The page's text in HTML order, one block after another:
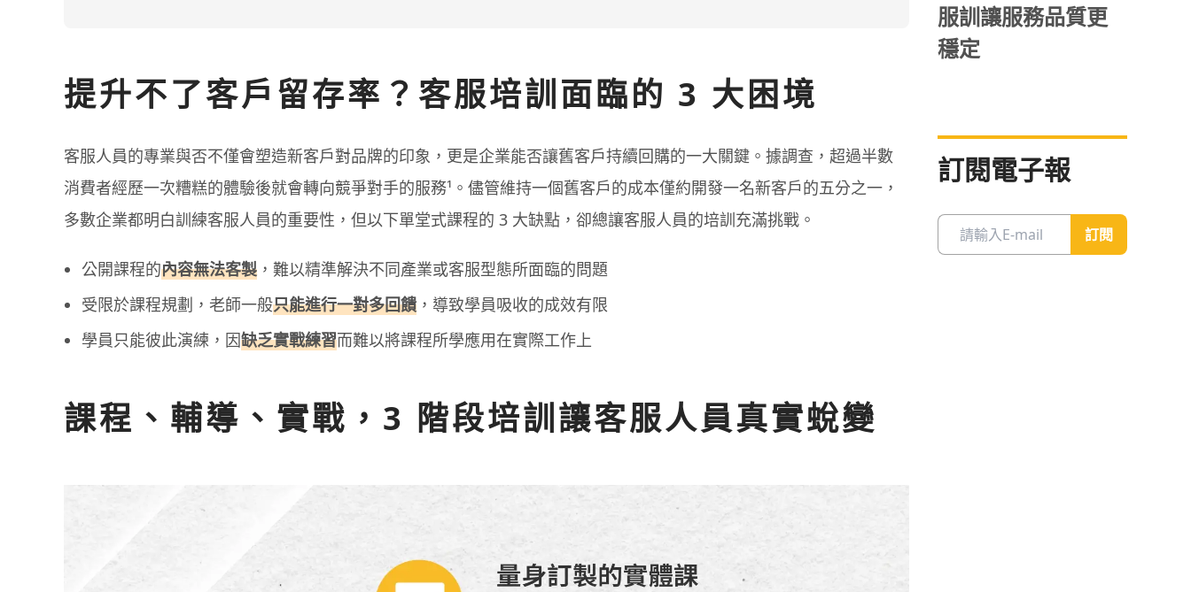
提升不了客戶留存率？客服培訓面臨的 3 大困境
客服人員的專業與否不僅會塑造新客戶對品牌的印象，更是企業能否讓舊客戶持續回購的一大關鍵。據調查，超過半數
消費者經歷一次糟糕的體驗後就會轉向競爭對手的服務¹。儘管維持一個舊客戶的成本僅約開發一名新客戶的五分之一，
多數企業都明白訓練客服人員的重要性，但以下單堂式課程的 3 大缺點，卻總讓客服人員的培訓充滿挑戰。
公開課程的內容無法客製 ，難以精準解決不同產業或客服型態所面臨的問題
受限於課程規劃，老師一般只能進行一對多回饋 ，導致學員吸收的成效有限
學員只能彼此演練，因缺乏實戰練習而難以將課程所學應用在實際工作上
課程、輔導、實戰，3 階段培訓讓客服人員真實蛻變
服訓讓服務品質更
穩定
訂閱電子報
訂閱